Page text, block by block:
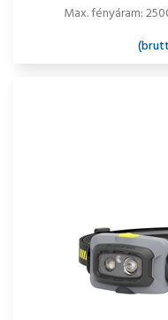
Max. fényáram: